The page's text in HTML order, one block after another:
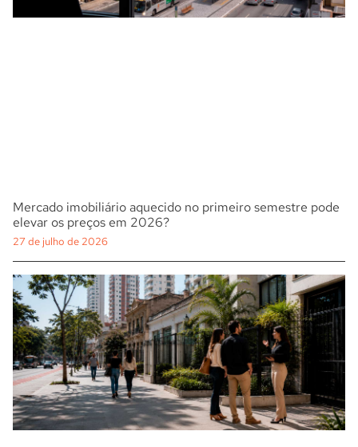
Mercado imobiliário aquecido no primeiro semestre pode
elevar os preços em 2026?
27 de julho de 2026